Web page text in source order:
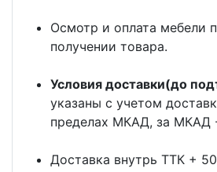
Осмотр и оплата мебели
получении товара.
Условия доставки(до
указаны с учетом
пределах МКАД, за МКАД
Доставка внутрь ТТК +